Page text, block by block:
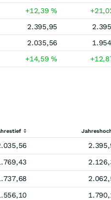
+12,39%
2.395,95
2.035,56
+14,59%